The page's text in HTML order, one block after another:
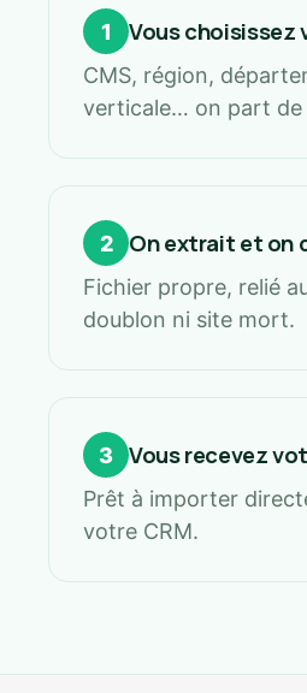
1 Vous choisissez
CMS, région,
verticale… on part de
2 On extrait et on
Fichier propre, relié
doublon ni site mort.
3 Vous recevez
Prêt à importer
votre CRM.